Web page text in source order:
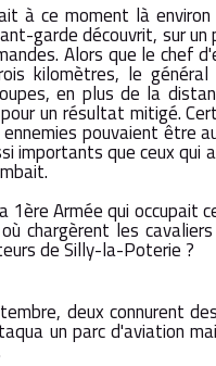
à ce moment là
garde découvrit, sur
Alors que le chef
kilomètres, le général
en plus de la
un résultat mitigé.
pouvaient être
importants que ceux qui
Armée qui occupait
chargèrent les
de Silly-la-Poterie ?
deux connurent
un parc d'aviation